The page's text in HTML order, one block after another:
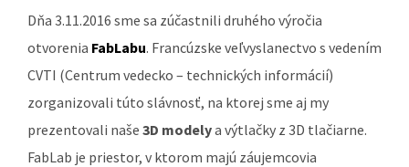
Dňa 3.11.2016 sme sa zúčastnili druhého výročia
otvorenia FabLabu. Francúzske veľvyslanectvo s vedením
CVTI (Centrum vedecko – technických informácií)
zorganizovali túto slávnosť, na ktorej sme aj my
prezentovali naše 3D modelya výtlačky z 3D tlačiarne.
FabLab je priestor, v ktorom majú záujemcovia